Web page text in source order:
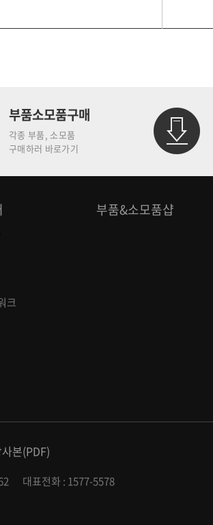
부품소모품구매
각종 부품, 소모품
구매하러 바로가기
크
부품&소모품샵
본(PDF)
대표전화 : 1577-5578